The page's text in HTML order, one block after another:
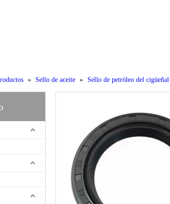
» Sello de aceite » Sello de petróleo del cigüeñal